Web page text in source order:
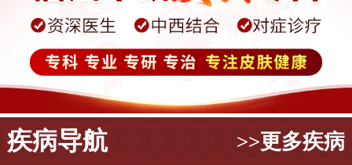
疾病导航 >>更多疾病